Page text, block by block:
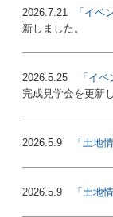
2026.7.21 「イベ
新しました。
2026.5.25 「イベ
完成見学会を更新
2026.5.9 「土地
2026.5.9 「土地